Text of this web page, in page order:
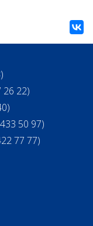
26 22)
50 97)
77 77)